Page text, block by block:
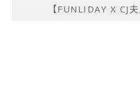
【FUNLIDAY X CJ